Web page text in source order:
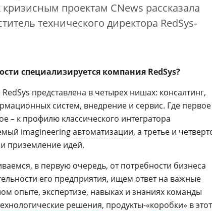
проектам CNews рассказала
технического директора RedSys-
специализируется компания RedSys?
представлена в четырех нишах: консалтинг,
систем, внедрение и сервис. Где первое
– к профилю классического интегратора
imagineeringавтоматизации, а третье и
приземление идей.
в первую очередь, от потребности бизнеса
его предприятия, ищем ответ на важные
опыте, экспертизе, навыках и знаниях команды
решения, продукты-«коробки» в этот